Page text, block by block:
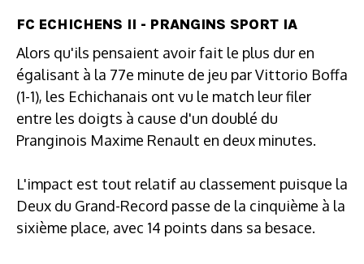
FC ECHICHENS II - PRANGINS SPORT IA
Alors qu'ils pensaient avoir fait le plus dur en
égalisant à la 77e minute de jeu par Vittorio Boffa
(1-1), les Echichanais ont vu le match leur filer
entre les doigts à cause d'un doublé du
Pranginois Maxime Renault en deux minutes.
L'impact est tout relatif au classement puisque la
Deux du Grand-Record passe de la cinquième à la
sixième place, avec 14 points dans sa besace.